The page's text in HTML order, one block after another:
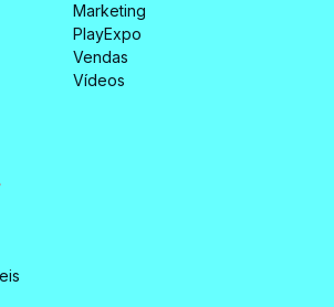
Marketing
PlayExpo
Vendas
Vídeos